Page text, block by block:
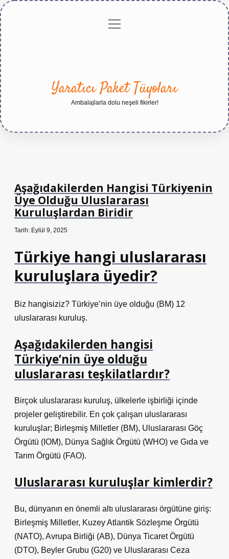
Gizlilikmenüyü
Yaratıcı Paket Tüyoları
Ambalajlarla dolu neşeli fikirler!
Aşağıdakilerden Hangisi Türkiyenin
Üye Olduğu Uluslararası
Kuruluşlardan Biridir
Tarih: Eylül 9, 2025
Türkiye hangi uluslararası
kuruluşlara üyedir?
Biz hangisiziz? Türkiye’nin üye olduğu (BM) 12
uluslararası kuruluş.
Aşağıdakilerden hangisi
Türkiye’nin üye olduğu
uluslararası teşkilatlardır?
Birçok uluslararası kuruluş, ülkelerle işbirliği içinde
projeler geliştirebilir. En çok çalışan uluslararası
kuruluşlar; Birleşmiş Milletler (BM), Uluslararası Göç
Örgütü (IOM), Dünya Sağlık Örgütü (WHO) ve Gıda ve
Tarım Örgütü (FAO).
Uluslararası kuruluşlar kimlerdir?
Bu, dünyanın en önemli altı uluslararası örgütüne giriş:
Birleşmiş Milletler, Kuzey Atlantik Sözleşme Örgütü
(NATO), Avrupa Birliği (AB), Dünya Ticaret Örgütü
(DTO), Beyler Grubu (G20) ve Uluslararası Ceza